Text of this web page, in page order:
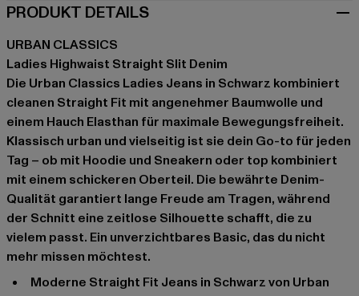
PRODUKT DETAILS
URBAN CLASSICS
Ladies Highwaist Straight Slit Denim
Die Urban Classics Ladies Jeans in Schwarz kombiniert
cleanen Straight Fit mit angenehmer Baumwolle und
einem Hauch Elasthan für maximale Bewegungsfreiheit.
Klassisch urban und vielseitig ist sie dein Go-to für jeden
Tag – ob mit Hoodie und Sneakern oder top kombiniert
mit einem schickeren Oberteil. Die bewährte Denim-
Qualität garantiert lange Freude am Tragen, während
der Schnitt eine zeitlose Silhouette schafft, die zu
vielem passt. Ein unverzichtbares Basic, das du nicht
mehr missen möchtest.
Moderne Straight Fit Jeans in Schwarz von Urban